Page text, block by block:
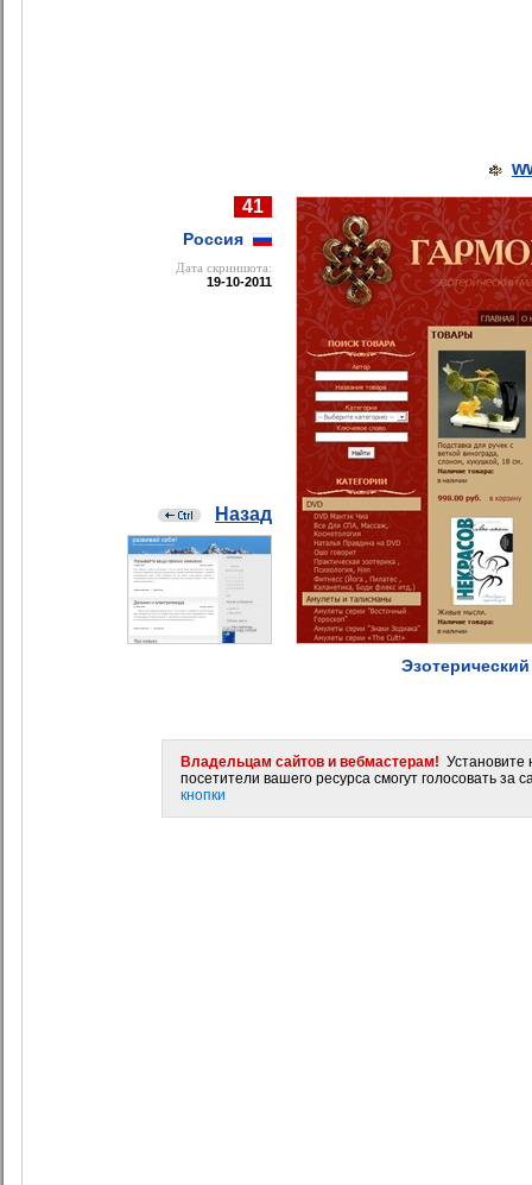
41
Россия
Дата cкриншота:
19-10-2011
Назад
Владельцам сайтов и вебмастерам! Установите
посетители вашего ресурса смогут голосовать за
кнопки